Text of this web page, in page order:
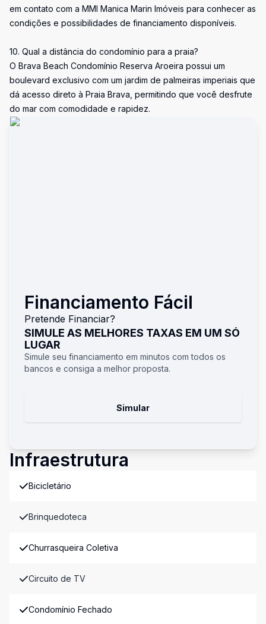
em contato com a MMI Manica Marin Imóveis para conhecer as
condições e possibilidades de financiamento disponíveis.
10. Qual a distância do condomínio para a praia?
O Brava Beach Condomínio Reserva Aroeira possui um
boulevard exclusivo com um jardim de palmeiras imperiais que
dá acesso direto à Praia Brava, permitindo que você desfrute
do mar com comodidade e rapidez.
Financiamento Fácil
Pretende Financiar?
SIMULE AS MELHORES TAXAS EM UM SÓ
LUGAR
Simule seu financiamento em minutos com todos os
bancos e consiga a melhor proposta.
Simular
Infraestrutura
Bicicletário
Brinquedoteca
Churrasqueira Coletiva
Circuito de TV
Condomínio Fechado